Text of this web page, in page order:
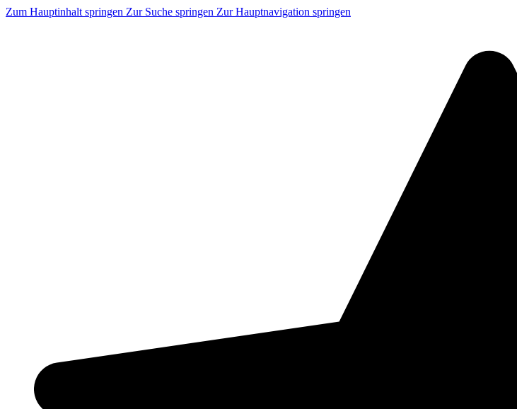
Zum Hauptinhalt springen Zur Suche springen Zur Hauptnavigation springen